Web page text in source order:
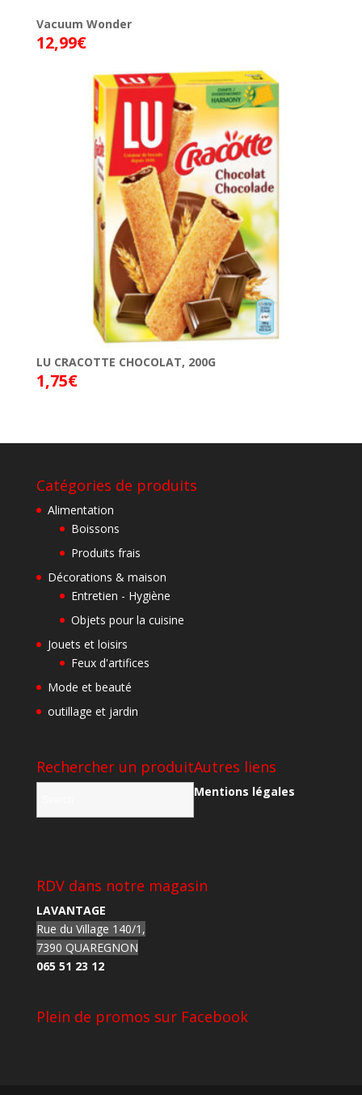
Vacuum Wonder
12,99€
LU CRACOTTE CHOCOLAT, 200G
1,75€
Catégories de produits
Alimentation
Boissons
Produits frais
Décorations & maison
Entretien - Hygiène
Objets pour la cuisine
Jouets et loisirs
Feux d'artifices
Mode et beauté
outillage et jardin
Rechercher un produitAutres liens
Mentions légales
RDV dans notre magasin
LAVANTAGE
Rue du Village 140/1,
7390 QUAREGNON
065 51 23 12
Plein de promos sur Facebook